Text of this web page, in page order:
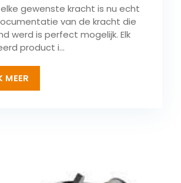
gewenste kracht is nu echt
van de kracht die
werd is perfect mogelijk. Elk
product i...
MEER